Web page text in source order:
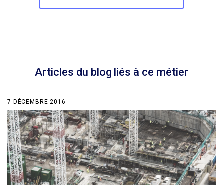
Articles du blog liés à ce métier
7 DÉCEMBRE 2016